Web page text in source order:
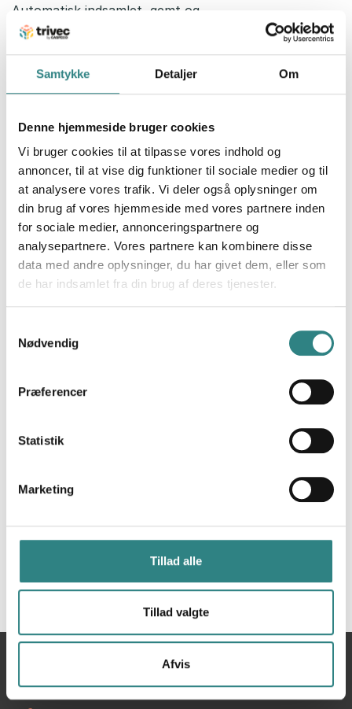
Samtykke Detaljer Om
Denne hjemmeside bruger cookies
Vi bruger cookies til at tilpasse vores indhold og
annoncer, til at vise dig funktioner til sociale medier og til
at analysere vores trafik. Vi deler også oplysninger om
din brug af vores hjemmeside med vores partnere inden
for sociale medier, annonceringspartnere og
analysepartnere. Vores partnere kan kombinere disse
data med andre oplysninger, du har givet dem, eller som
de har indsamlet fra din brug af deres tjenester.
Nødvendig
Præferencer
Statistik
Marketing
Tillad alle
Tillad valgte
Afvis
Automatisk indsamlet, gemt og
behandlet uden noget arbejde fra din side.
Automatiske e-mails, fødselsdagstilbud eller
præcis, hvem der har brug for hvad og hvornår.
Smart indsigt
Se dine bedste kunder, mål effekten af handlinger og
opdag adfærdsmønstre.
Juster, hvor det er nødvendigt, uden at gætte.
Omnichannel-integrationer
Leat giver dig mulighed for at tage din loyalitet og dine
kampagner ud over POS med
e-handels-, booking- og endda WiFi-integrationer – så
dine kunder
er
her